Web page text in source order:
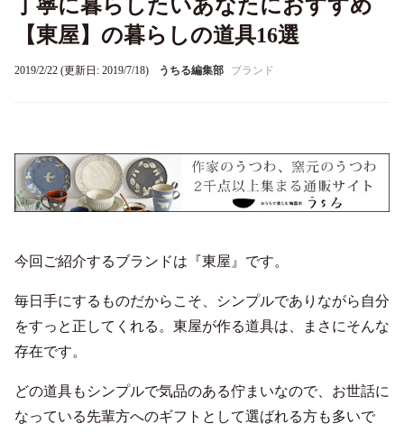
丁寧に暮らしたいあなたにおすすめ
【東屋】の暮らしの道具16選
2019/2/22 (更新日: 2019/7/18) うちる編集部 ブランド
今回ご紹介するブランドは『東屋』です。
毎日手にするものだからこそ、シンプルでありながら自分
をすっと正してくれる。東屋が作る道具は、まさにそんな
存在です。
どの道具もシンプルで気品のある佇まいなので、お世話に
なっている先輩方へのギフトとして選ばれる方も多いで